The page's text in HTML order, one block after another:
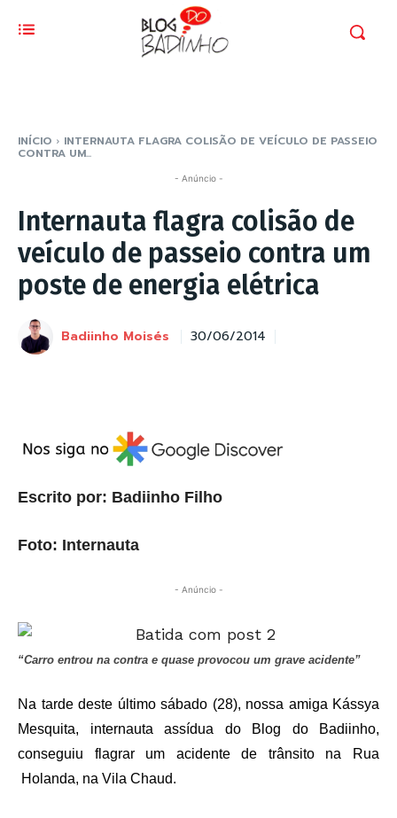
INÍCIO INTERNAUTA FLAGRA COLISÃO DE VEÍCULO DE PASSEIO
CONTRA UM...
- Anúncio -
Internauta flagra colisão de
veículo de passeio contra um
poste de energia elétrica
Badiinho Moisés 30/06/2014
Escrito por: Badiinho Filho
Foto: Internauta
- Anúncio -
“Carro entrou na contra e quase provocou um grave acidente”
Na tarde deste último sábado (28), nossa amiga Kássya
Mesquita, internauta assídua do Blog do Badiinho,
conseguiu flagrar um acidente de trânsito na Rua
Holanda, na Vila Chaud.